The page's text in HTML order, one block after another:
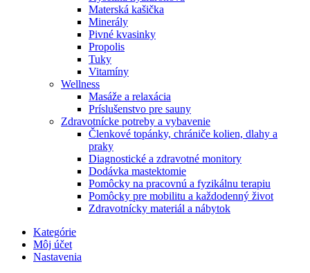
Materská kašička
Minerály
Pivné kvasinky
Propolis
Tuky
Vitamíny
Wellness
Masáže a relaxácia
Príslušenstvo pre sauny
Zdravotnícke potreby a vybavenie
Členkové topánky, chrániče kolien, dlahy a
praky
Diagnostické a zdravotné monitory
Dodávka mastektomie
Pomôcky na pracovnú a fyzikálnu terapiu
Pomôcky pre mobilitu a každodenný život
Zdravotnícky materiál a nábytok
Kategórie
Môj účet
Nastavenia